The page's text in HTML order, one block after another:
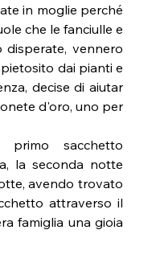
in moglie perché
che le fanciulle e
vennero
dai pianti e
decise di aiutar
d'oro, uno per
sacchetto
la seconda notte
avendo trovato
attraverso il
famiglia una gioia